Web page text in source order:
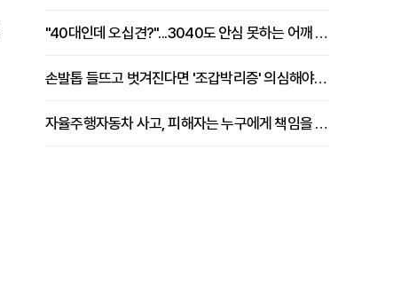
"40대인데 오십견?"...3040도 안심 못하는 어깨 유착성 관절낭염
손발톱 들뜨고 벗겨진다면 '조갑박리증' 의심해야 [김철윤 원장 칼럼]
자율주행자동차 사고, 피해자는 누구에게 책임을 물을 수 있을까